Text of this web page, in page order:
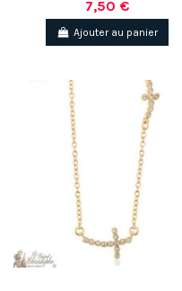
7,50 €
Ajouter au panier